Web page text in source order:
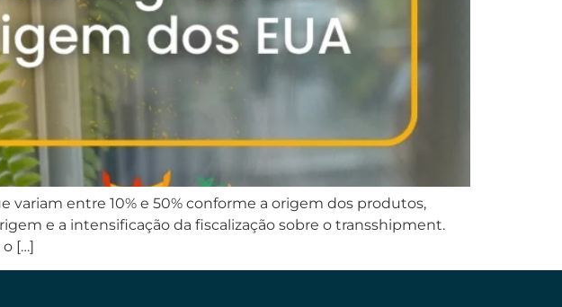
variam entre 10% e 50% conforme a origem dos produtos,
e a intensificação da fiscalização sobre o transshipment.
[…]